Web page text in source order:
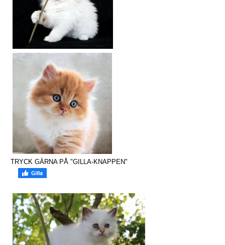
TRYCK GÄRNA PÅ "GILLA-KNAPPEN"